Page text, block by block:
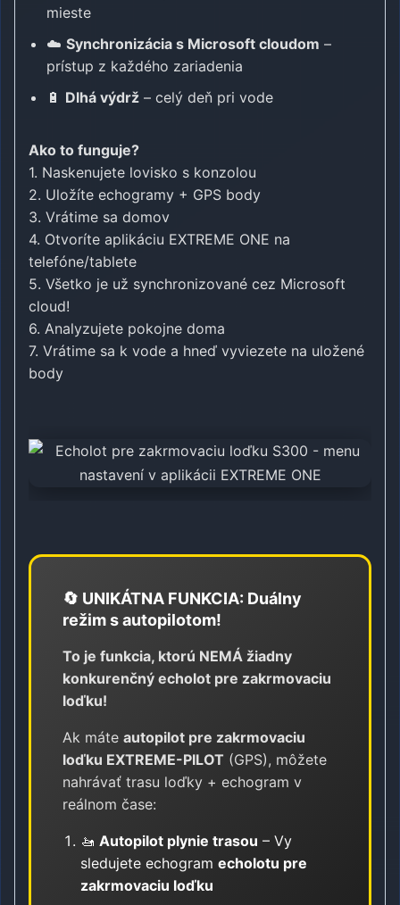
mieste
☁️ Synchronizácia s Microsoft cloudom –
prístup z každého zariadenia
🔋 Dlhá výdrž – celý deň pri vode
Ako to funguje?
1. Naskenujete lovisko s konzolou
2. Uložíte echogramy + GPS body
3. Vrátime sa domov
4. Otvoríte aplikáciu EXTREME ONE na
telefóne/tablete
5. Všetko je už synchronizované cez Microsoft
cloud!
6. Analyzujete pokojne doma
7. Vrátime sa k vode a hneď vyviezete na uložené
body
🔄 UNIKÁTNA FUNKCIA: Duálny
režim s autopilotom!
To je funkcia, ktorú NEMÁ žiadny
konkurenčný echolot pre zakrmovaciu
loďku!
Ak máte autopilot pre zakrmovaciu
loďku EXTREME-PILOT (GPS), môžete
nahrávať trasu loďky + echogram v
reálnom čase:
🚤 Autopilot plynie trasou – Vy
sledujete echogram echolotu pre
zakrmovaciu loďku